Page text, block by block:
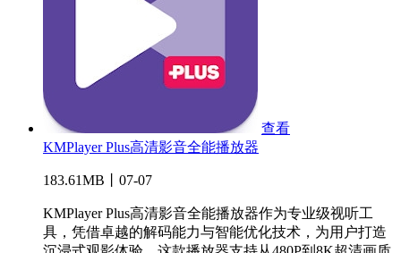
查看
KMPlayer Plus高清影音全能播放器
183.61MB丨07-07
KMPlayer Plus高清影音全能播放器作为专业级视听工
具，凭借卓越的解码能力与智能优化技术，为用户打造